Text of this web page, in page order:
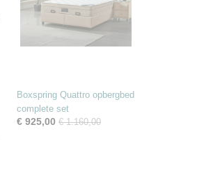
Boxspring Quattro opbergbed
complete set
€ 925,00 € 1.160,00